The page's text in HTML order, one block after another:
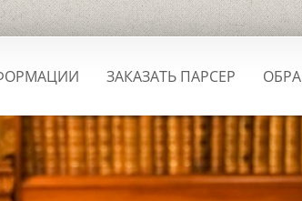
ЗАКАЗАТЬ ПАРСЕР